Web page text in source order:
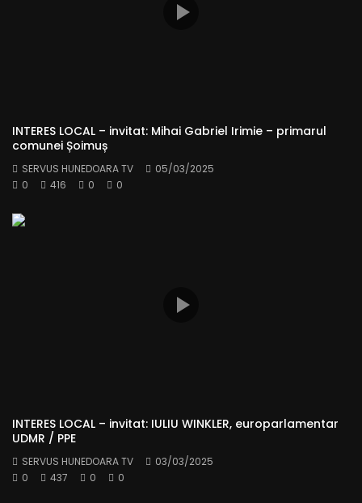
INTERES LOCAL – invitat: Mihai Gabriel Irimie – primarul
comunei Șoimuș
SERVUS HUNEDOARA TV
05/03/2025
0
416 0 0
INTERES LOCAL – invitat: IULIU WINKLER, europarlamentar
UDMR / PPE
SERVUS HUNEDOARA TV
03/03/2025
0
437 0 0